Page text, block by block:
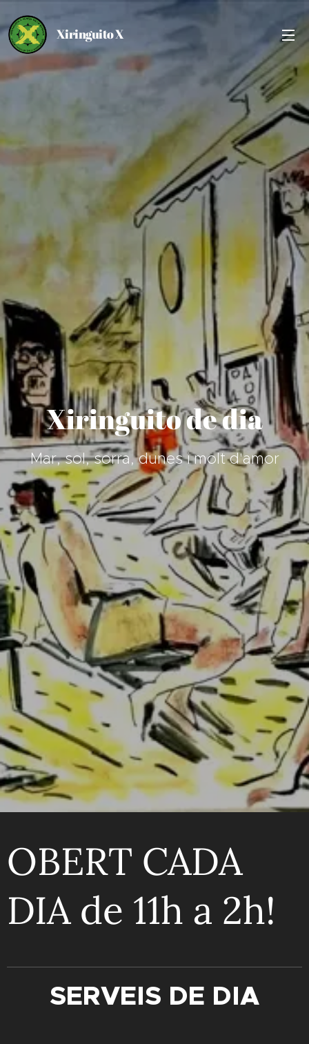
Xiringuito X
Xiringuito de dia
Mar, sol, sorra, dunes i molt d'amor
OBERT CADA
DIA de 11h a 2h!
SERVEIS DE DIA